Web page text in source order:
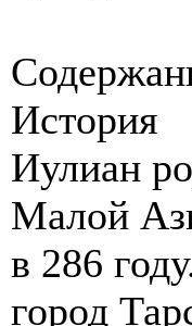
История
Иулиан
Малой
в 286
город